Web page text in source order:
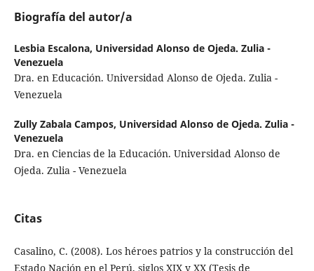
Biografía del autor/a
Lesbia Escalona, Universidad Alonso de Ojeda. Zulia -
Venezuela
Dra. en Educación. Universidad Alonso de Ojeda. Zulia -
Venezuela
Zully Zabala Campos, Universidad Alonso de Ojeda. Zulia -
Venezuela
Dra. en Ciencias de la Educación. Universidad Alonso de
Ojeda. Zulia - Venezuela
Citas
Casalino, C. (2008). Los héroes patrios y la construcción del
Estado Nación en el Perú, siglos XIX y XX (Tesis de